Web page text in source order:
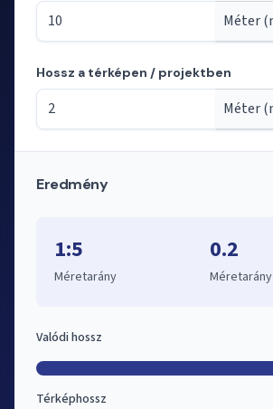
Mód: hosszak számítása a méretarányból
Hossz a térképen / projektben
Eredmény
1:5
Méretarány
0.2
Méretarány
Valódi hossz
Térképhossz